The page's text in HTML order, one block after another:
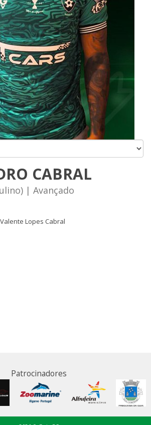
CABRAL
| Avançado
Lopes Cabral
Patrocinadores